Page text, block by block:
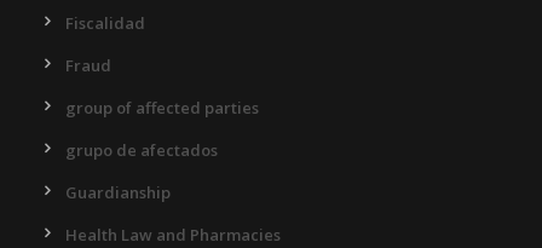
Fiscalidad
Fraud
group of affected parties
grupo de afectados
Guardianship
Health Law and Pharmacies